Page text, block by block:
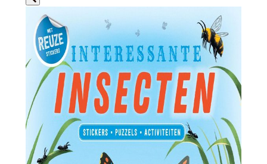
Wat is je e-mailadres?*
Aanmelden
We gebruiken je gegevens om contact op te nemen, in
overeenstemming met onsprivacybeleid.